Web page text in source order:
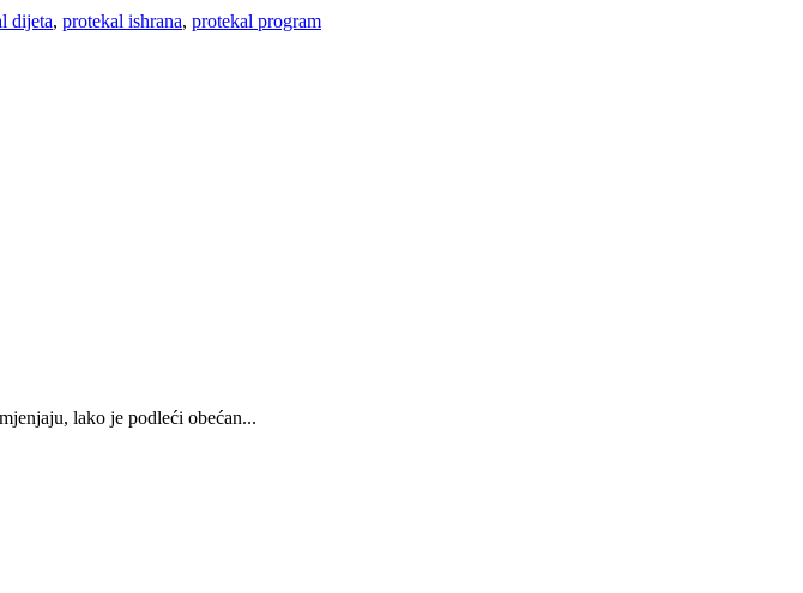
dijeta, protekal ishrana, protekal program
lako je podleći obećan...